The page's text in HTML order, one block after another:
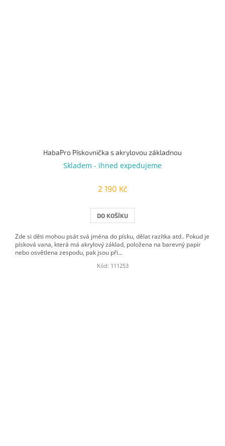
HabaPro Pískovnička s akrylovou základnou
Skladem - ihned expedujeme
2 190 Kč
DO KOŠÍKU
Zde si děti mohou psát svá jména do písku, dělat razítka atd.. Pokud je
písková vana, která má akrylový základ, položena na barevný papír
nebo osvětlena zespodu, pak jsou při...
Kód: 111253